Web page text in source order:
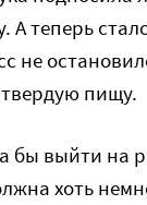
А теперь
не
пищу.
бы выйти на
хоть